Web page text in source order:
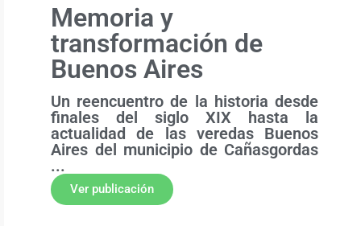
Memoria y
transformación de
Buenos Aires
Un reencuentro de la historia desde
finales del siglo XIX hasta la
actualidad de las veredas Buenos
Aires del municipio de Cañasgordas
...
Ver publicación